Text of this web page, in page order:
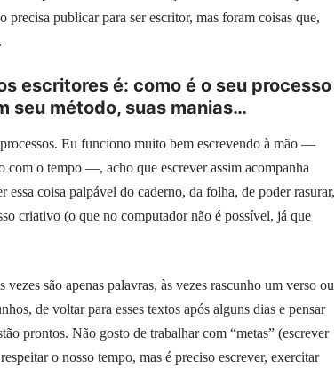
precisa publicar para ser escritor, mas foram coisas que,
escritores é: como é o seu processo
seu método, suas manias…
Eu funciono muito bem escrevendo à mão —
com o tempo —, acho que escrever assim acompanha
coisa palpável do caderno, da folha, de poder rasurar,
criativo (o que no computador não é possível, já que
são apenas palavras, às vezes rascunho um verso ou
de voltar para esses textos após alguns dias e pensar
prontos. Não gosto de trabalhar com “metas” (escrever
o nosso tempo, mas é preciso escrever, exercitar